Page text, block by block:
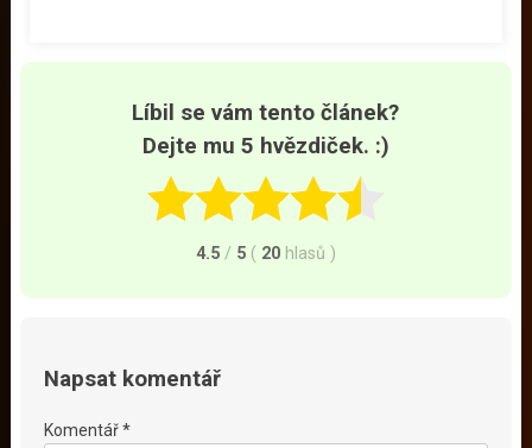
Líbil se vám tento článek?
Dejte mu 5 hvězdiček. :)
4.5 / 5 ( 20 hlasů )
Napsat komentář
Komentář *